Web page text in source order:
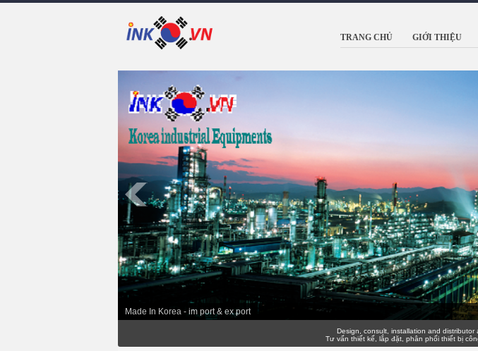
TRANG CHỦ GIỚI THIỆU
Made In Korea - im port & ex port
Design, consult, installation and distributor all
Tư vấn thiết kế, lắp đặt, phân phối thiết bị công